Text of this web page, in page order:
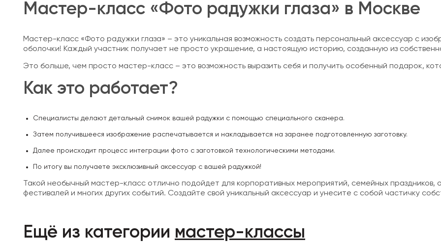
Мастер-класс «Фото радужки глаза» в Москве
Мастер-класс «Фото радужки глаза» – это уникальная возможность создать персональный аксессуар с
оболочки! Каждый участник получает не просто украшение, а настоящую историю, созданную из
Это больше, чем просто мастер-класс – это возможность выразить себя и получить особенный подарок,
Как это работает?
Специалисты делают детальный снимок вашей радужки с помощью специального сканера.
Затем получившееся изображение распечатывается и накладывается на заранее подготовленную заготовку.
Далее происходит процесс интеграции фото с заготовкой технологическими методами.
По итогу вы получаете эксклюзивный аксессуар с вашей радужкой!
Такой необычный мастер-класс отлично подойдет для корпоративных мероприятий, семейных праздников,
фестивалей и многих других событий. Создайте свой уникальный аксессуар и унесите с собой частичку
Ещё из категории мастер-классы